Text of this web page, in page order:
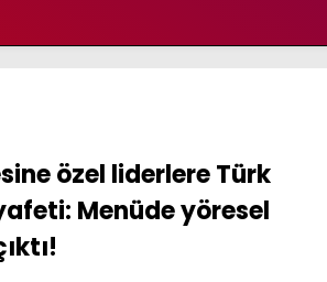
özel liderlere Türk
Menüde yöresel